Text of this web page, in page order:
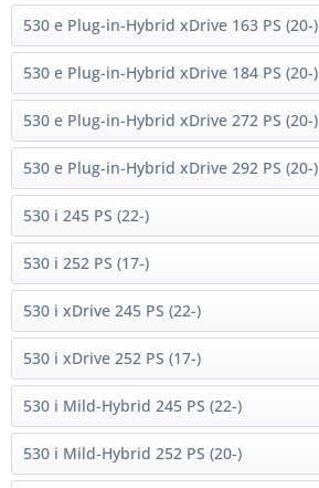
530 e Plug-in-Hybrid xDrive 163 PS (20-)
530 e Plug-in-Hybrid xDrive 184 PS (20-)
530 e Plug-in-Hybrid xDrive 272 PS (20-)
530 e Plug-in-Hybrid xDrive 292 PS (20-)
530 i 245 PS (22-)
530 i 252 PS (17-)
530 i xDrive 245 PS (22-)
530 i xDrive 252 PS (17-)
530 i Mild-Hybrid 245 PS (22-)
530 i Mild-Hybrid 252 PS (20-)